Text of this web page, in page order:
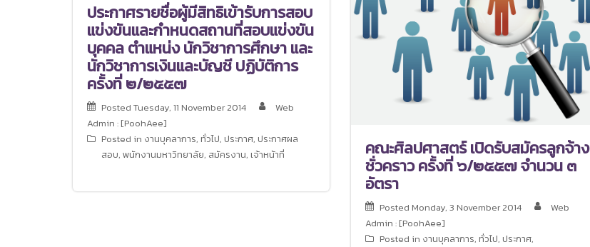
ประกาศรายชื่อผู้มีสิทธิเข้ารับการสอบ
แข่งขันและกำหนดสถานที่สอบแข่งขัน
บุคคล ตำแหน่ง นักวิชาการศึกษา และ
นักวิชาการเงินและบัญชี ปฏิบัติการ
ครั้งที่ ๒/๒๕๕๗
Posted Tuesday, 11 November 2014
Web
Admin : [PoohAee]
Posted in งานบุคลาการ, ทั่วไป, ประกาศ, ประกาศผล
สอบ, พนักงานมหาวิทยาลัย, สมัครงาน, เจ้าหน้าที่ คณะศิลปศาสตร์ เปิดรับสมัครลูกจ้าง
ชั่วคราว ครั้งที่ ๖/๒๕๕๗ จำนวน ๓
อัตรา
Posted Monday, 3 November 2014
Web
Admin : [PoohAee]
Posted in งานบุคลาการ, ทั่วไป, ประกาศ,